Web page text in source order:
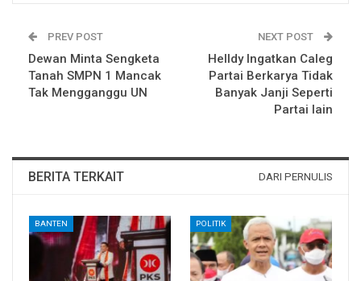
PREV POST
Dewan Minta Sengketa
Tanah SMPN 1 Mancak
Tak Mengganggu UN
NEXT POST
Helldy Ingatkan Caleg
Partai Berkarya Tidak
Banyak Janji Seperti
Partai lain
BERITA TERKAIT DARI PERNULIS
BANTEN POLITIK